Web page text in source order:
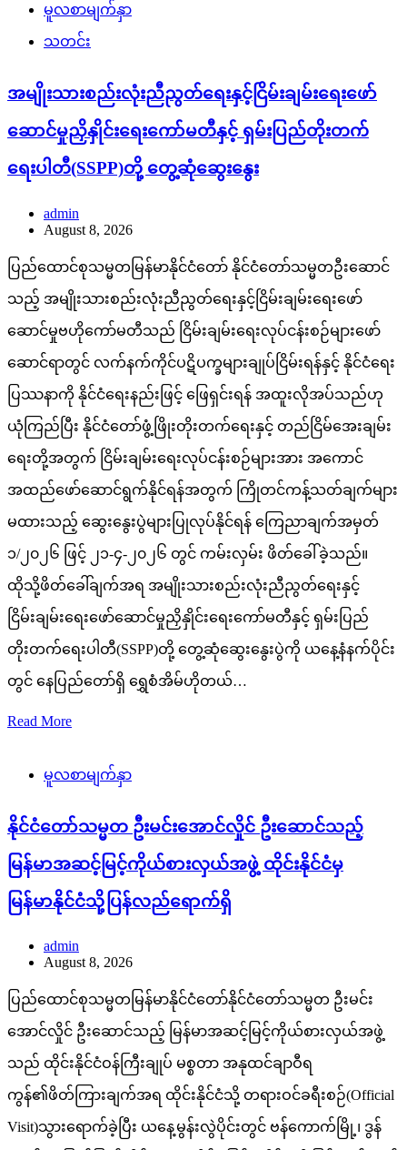
မူလစာမျက်နှာ
သတင်း
အမျိုးသားစည်းလုံးညီညွတ်ရေးနှင့်ငြိမ်းချမ်းရေးဖော်
ဆောင်မှုညှိနှိုင်းရေးကော်မတီနှင့် ရှမ်းပြည်တိုးတက်
ရေးပါတီ(SSPP)တို့ တွေ့ဆုံဆွေးနွေး
admin
August 8, 2026
ပြည်ထောင်စုသမ္မတမြန်မာနိုင်ငံတော် နိုင်ငံတော်သမ္မတဦးဆောင်
သည့် အမျိုးသားစည်းလုံးညီညွတ်ရေးနှင့်ငြိမ်းချမ်းရေးဖော်
ဆောင်မှုဗဟိုကော်မတီသည် ငြိမ်းချမ်းရေးလုပ်ငန်းစဉ်များဖော်
ဆောင်ရာတွင် လက်နက်ကိုင်ပဋိပက္ခများချုပ်ငြိမ်းရန်နှင့် နိုင်ငံရေး
ပြဿနာကို နိုင်ငံရေးနည်းဖြင့် ဖြေရှင်းရန် အထူးလိုအပ်သည်ဟု
ယုံကြည်ပြီး နိုင်ငံတော်ဖွံ့ဖြိုးတိုးတက်ရေးနှင့် တည်ငြိမ်အေးချမ်း
ရေးတို့အတွက် ငြိမ်းချမ်းရေးလုပ်ငန်းစဉ်များအား အကောင်
အထည်ဖော်ဆောင်ရွက်နိုင်ရန်အတွက် ကြိုတင်ကန့်သတ်ချက်များ
မထားသည့် ဆွေးနွေးပွဲများပြုလုပ်နိုင်ရန် ကြေညာချက်အမှတ်
၁/၂၀၂၆ ဖြင့် ၂၁-၄-၂၀၂၆ တွင် ကမ်းလှမ်း ဖိတ်ခေါ်ခဲ့သည်။
ထိုသို့ဖိတ်ခေါ်ချက်အရ အမျိုးသားစည်းလုံးညီညွတ်ရေးနှင့်
ငြိမ်းချမ်းရေးဖော်ဆောင်မှုညှိနှိုင်းရေးကော်မတီနှင့် ရှမ်းပြည်
တိုးတက်ရေးပါတီ(SSPP)တို့ တွေ့ဆုံဆွေးနွေးပွဲကို ယနေ့နံနက်ပိုင်း
တွင် နေပြည်တော်ရှိ ရွှေစံအိမ်ဟိုတယ်…
Read More
မူလစာမျက်နှာ
နိုင်ငံတော်သမ္မတ ဦးမင်းအောင်လှိုင် ဦးဆောင်သည့်
မြန်မာအဆင့်မြင့်ကိုယ်စားလှယ်အဖွဲ့ ထိုင်းနိုင်ငံမှ
မြန်မာနိုင်ငံသို့ပြန်လည်ရောက်ရှိ
admin
August 8, 2026
ပြည်ထောင်စုသမ္မတမြန်မာနိုင်ငံတော်နိုင်ငံတော်သမ္မတ ဦးမင်း
အောင်လှိုင် ဦးဆောင်သည့် မြန်မာအဆင့်မြင့်ကိုယ်စားလှယ်အဖွဲ့
သည် ထိုင်းနိုင်ငံဝန်ကြီးချုပ် မစ္စတာ အနုထင်ချာဝီရ
ကွန်၏ဖိတ်ကြားချက်အရ ထိုင်းနိုင်ငံသို့ တရားဝင်ခရီးစဉ်(Official
Visit)သွားရောက်ခဲ့ပြီး ယနေ့မွန်းလွဲပိုင်းတွင် ဗန်ကောက်မြို့၊ ဒွန်